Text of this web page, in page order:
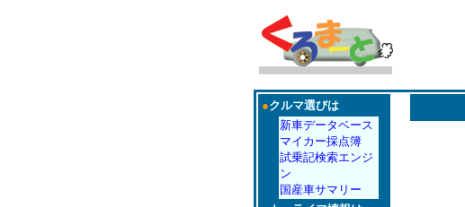
●クルマ選びは
新車データベース
マイカー採点簿
試乗記検索エンジ
ン
国産車サマリー